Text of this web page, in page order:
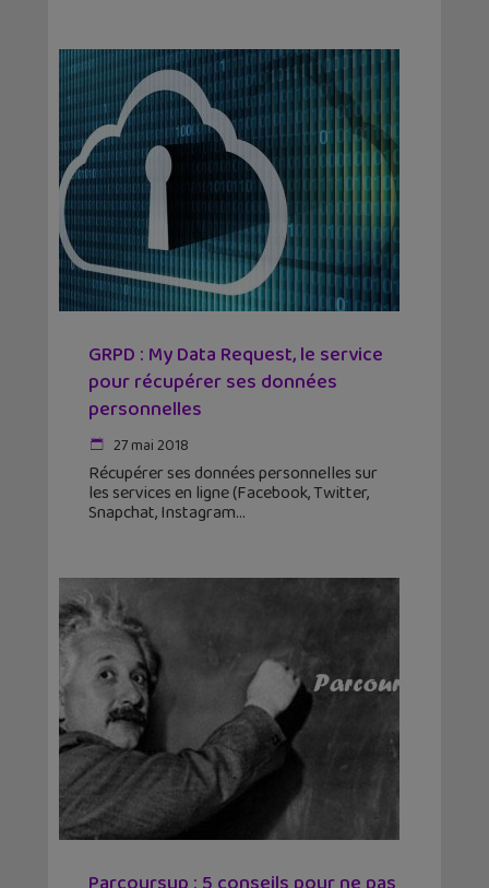
GRPD : My Data Request, le service
pour récupérer ses données
personnelles
27 mai 2018
Récupérer ses données personnelles sur
les services en ligne (Facebook, Twitter,
Snapchat, Instagram